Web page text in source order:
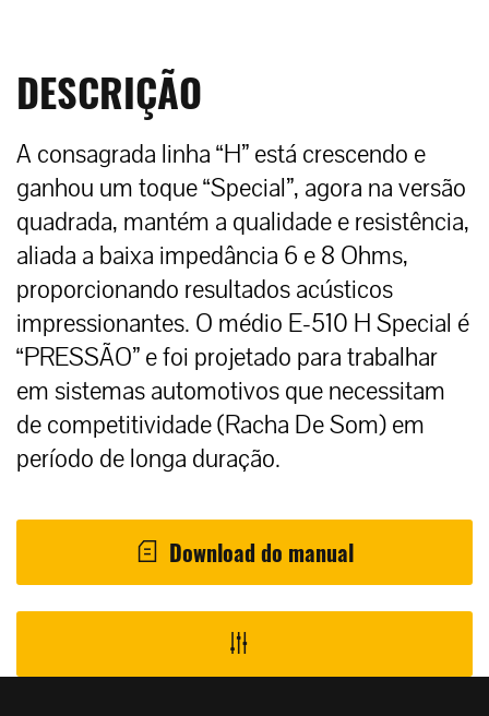
DESCRIÇÃO
A consagrada linha “H” está crescendo e
ganhou um toque “Special”, agora na versão
quadrada, mantém a qualidade e resistência,
aliada a baixa impedância 6 e 8 Ohms,
proporcionando resultados acústicos
impressionantes. O médio E-510 H Special é
“PRESSÃO” e foi projetado para trabalhar
em sistemas automotivos que necessitam
de competitividade (Racha De Som) em
período de longa duração.
Download do manual